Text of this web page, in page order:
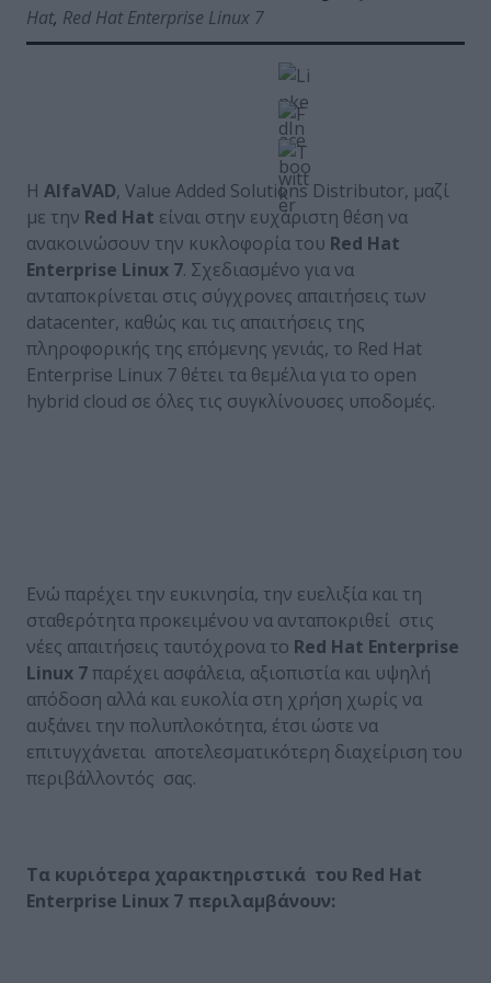
Hat, Red Hat Enterprise Linux 7
Η AlfaVAD, Value Added Solutions Distributor, μαζί
με την Red Hat είναι στην ευχάριστη θέση να
ανακοινώσουν την κυκλοφορία του Red Hat
Enterprise Linux 7. Σχεδιασμένο για να
ανταποκρίνεται στις σύγχρονες απαιτήσεις των
datacenter, καθώς και τις απαιτήσεις της
πληροφορικής της επόμενης γενιάς, το Red Hat
Enterprise Linux 7 θέτει τα θεμέλια για το open
hybrid cloud σε όλες τις συγκλίνουσες υποδομές.
Ενώ παρέχει την ευκινησία, την ευελιξία και τη
σταθερότητα προκειμένου να ανταποκριθεί στις
νέες απαιτήσεις ταυτόχρονα το Red Hat Enterprise
Linux 7παρέχει ασφάλεια, αξιοπιστία και υψηλή
απόδοση αλλά και ευκολία στη χρήση χωρίς να
αυξάνει την πολυπλοκότητα, έτσι ώστε να
επιτυγχάνεται αποτελεσματικότερη διαχείριση του
περιβάλλοντός σας.
Τα κυριότερα χαρακτηριστικά του Red Hat
Enterprise Linux 7 περιλαμβάνουν: